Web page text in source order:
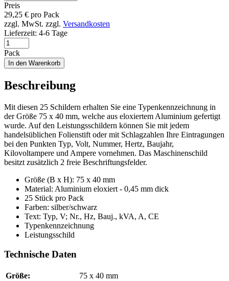
Preis
29,25 € pro Pack
zzgl. MwSt. zzgl. Versandkosten
Lieferzeit: 4-6 Tage
Pack
In den Warenkorb
Beschreibung
Mit diesen 25 Schildern erhalten Sie eine Typenkennzeichnung in
der Größe 75 x 40 mm, welche aus eloxiertem Aluminium gefertigt
wurde. Auf den Leistungsschildern können Sie mit jedem
handelsüblichen Folienstift oder mit Schlagzahlen Ihre Eintragungen
bei den Punkten Typ, Volt, Nummer, Hertz, Baujahr,
Kilovoltampere und Ampere vornehmen. Das Maschinenschild
besitzt zusätzlich 2 freie Beschriftungsfelder.
Größe (B x H): 75 x 40 mm
Material: Aluminium eloxiert - 0,45 mm dick
25 Stück pro Pack
Farben: silber/schwarz
Text: Typ, V; Nr., Hz, Bauj., kVA, A, CE
Typenkennzeichnung
Leistungsschild
Technische Daten
Größe:
75 x 40 mm